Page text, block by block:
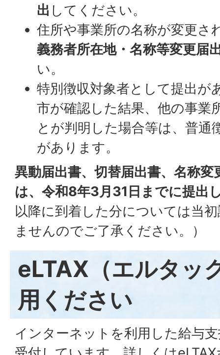
出 してください。
住所や事業所の名称が変更さ
義務者所在地・名称等変更届
い。
特別徴収対象者として提出が
市が確認した結果、他の事業
とが判明した場合等は、普通
があります。
異動届出書、切替届出書、名称
は、令和8年3月31日までに提出
以降に到着した分については当
ませんのでご了承ください。）
eLTAX（エルタッ
用ください
インターネットを利用した給与